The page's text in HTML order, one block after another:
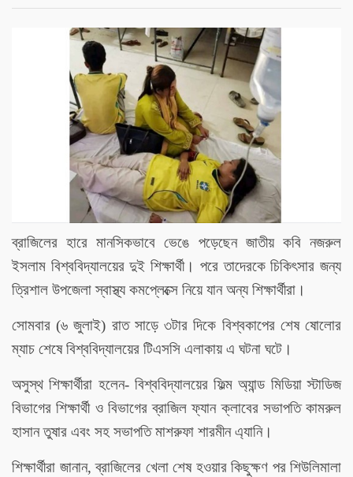
ব্রাজিলের হারে মানসিকভাবে ভেঙে পড়েছেন জাতীয় কবি নজরুল
ইসলাম বিশ্ববিদ্যালয়ের দুই শিক্ষার্থী। পরে তাদেরকে চিকিৎসার জন্য
ত্রিশাল উপজেলা স্বাস্থ্য কমপ্লেক্সে নিয়ে যান অন্য শিক্ষার্থীরা।
সোমবার (৬ জুলাই) রাত সাড়ে ৩টার দিকে বিশ্বকাপের শেষ ষোলোর
ম্যাচ শেষে বিশ্ববিদ্যালয়ের টিএসসি এলাকায় এ ঘটনা ঘটে।
অসুস্থ শিক্ষার্থীরা হলেন- বিশ্ববিদ্যালয়ের ফিল্ম অ্যান্ড মিডিয়া স্টাডিজ
বিভাগের শিক্ষার্থী ও বিভাগের ব্রাজিল ফ্যান ক্লাবের সভাপতি কামরুল
হাসান তুষার এবং সহ সভাপতি মাশরুফা শারমীন এ্যানি।
শিক্ষার্থীরা জানান, ব্রাজিলের খেলা শেষ হওয়ার কিছুক্ষণ পর শিউলিমালা